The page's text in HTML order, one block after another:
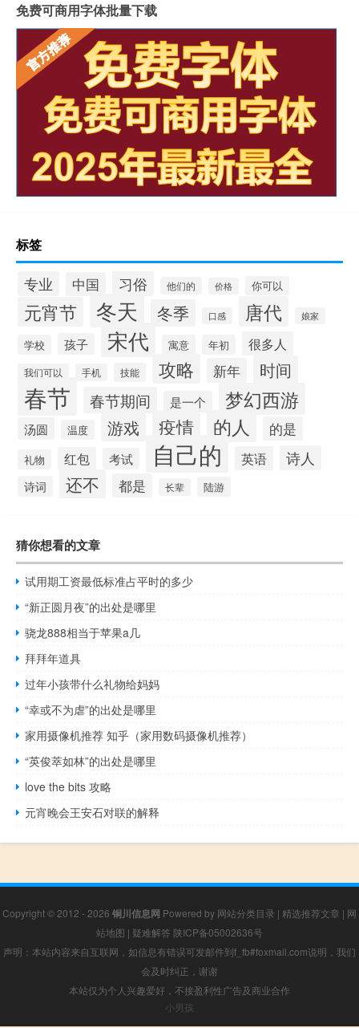
免费可商用字体批量下载
标签
专业 中国 习俗 他们的 价格 你可以
元宵节 冬天 冬季 口感 唐代 娘家
学校 孩子 宋代 寓意 年初 很多人
我们可以 手机 技能 攻略 新年 时间
春节 春节期间 是一个 梦幻西游
汤圆 温度 游戏 疫情 的人 的是
礼物 红包 考试 自己的 英语 诗人
诗词 还不 都是 长辈 陆游
猜你想看的文章
试用期工资最低标准占平时的多少
“新正圆月夜”的出处是哪里
骁龙888相当于苹果a几
拜拜年道具
过年小孩带什么礼物给妈妈
“幸或不为虐”的出处是哪里
家用摄像机推荐 知乎（家用数码摄像机推荐）
“英俊萃如林”的出处是哪里
love the bits 攻略
元宵晚会王安石对联的解释
Copyright © 2012 - 2026 铜川信息网 Powered by 网站分类目录 | 精选推荐文章 | 网
站地图 | 疑难解答 陕ICP备05002636号
声明：本站内容来自互联网，如信息有错误可发邮件到f_fb#foxmail.com说明，我们
会及时纠正，谢谢
本站仅为个人兴趣爱好，不接盈利性广告及商业合作
小男孩